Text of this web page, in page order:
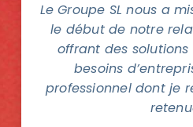
Le Groupe SL nous a
le début de notre
offrant des
besoins
professionnel dont je